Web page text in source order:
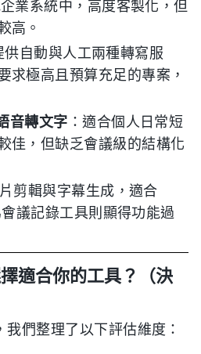
業系統中，高度客製化，但
高。
供自動與人工兩種轉寫服
求極高且預算充足的專案，
音轉文字 ：適合個人日常短
佳，但缺乏會議級的結構化
剪輯與字幕生成，適合
議記錄工具則顯得功能過
適合你的工具？（決
們整理了以下評估維度：